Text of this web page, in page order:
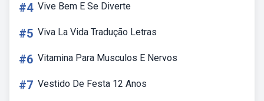
#4 Vive Bem E Se Diverte
#5 Viva La Vida Tradução Letras
#6 Vitamina Para Musculos E Nervos
#7 Vestido De Festa 12 Anos